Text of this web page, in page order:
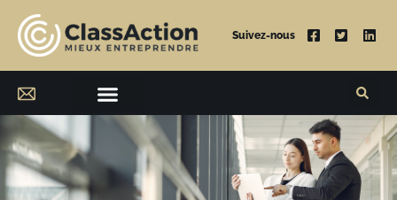
Suivez-nous